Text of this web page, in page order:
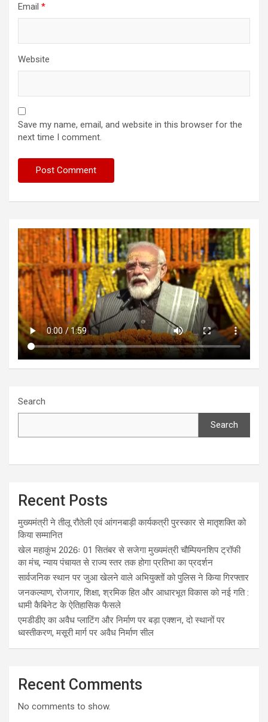
Email *
Website
Save my name, email, and website in this browser for the
next time I comment.
Search
Search
Recent Posts
मुख्यमंत्री ने तीलू रौतेली एवं आंगनबाड़ी कार्यकत्री पुरस्कार से मातृशक्ति को
किया सम्मानित
खेल महाकुंभ 2026ः 01 सितंबर से सजेगा मुख्यमंत्री चौम्पियनशिप ट्रॉफी
का मंच, न्याय पंचायत से राज्य स्तर तक होगा प्रतिभा का प्रदर्शन
सार्वजनिक स्थान पर जुआ खेलने वाले अभियुक्तों को पुलिस ने किया गिरफ्तार
जनकल्याण, रोजगार, शिक्षा, श्रमिक हित और आधारभूत विकास को नई गति :
धामी कैबिनेट के ऐतिहासिक फैसले
एमडीडीए का अवैध प्लाटिंग और निर्माण पर बड़ा एक्शन, दो स्थानों पर
ध्वस्तीकरण, मसूरी मार्ग पर अवैध निर्माण सील
Recent Comments
No comments to show.